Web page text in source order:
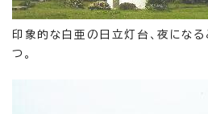
印象的な白亜の日立灯台、夜になる
つ。